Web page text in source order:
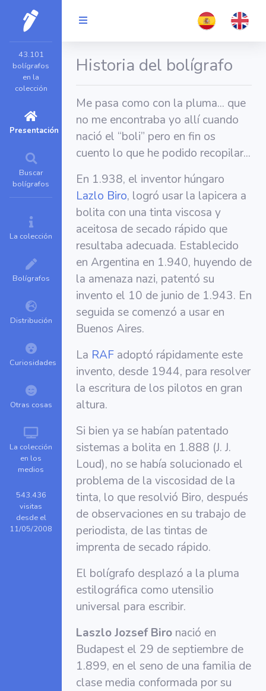
43.101
bolígrafos
en la
colección
Presentación
Buscar
bolígrafos
La colección
Bolígrafos
Distribución
Curiosidades
Otras cosas
La colección
en los
medios
543.436
visitas
desde el
11/05/2008
Historia del bolígrafo
Me pasa como con la pluma... que
no me encontraba yo allí cuando
nació el “boli” pero en fin os
cuento lo que he podido recopilar...
En 1.938, el inventor húngaro
Lazlo Biro, logró usar la lapicera a
bolita con una tinta viscosa y
aceitosa de secado rápido que
resultaba adecuada. Establecido
en Argentina en 1.940, huyendo de
la amenaza nazi, patentó su
invento el 10 de junio de 1.943. En
seguida se comenzó a usar en
Buenos Aires.
La RAF adoptó rápidamente este
invento, desde 1944, para resolver
la escritura de los pilotos en gran
altura.
Si bien ya se habían patentado
sistemas a bolita en 1.888 (J. J.
Loud), no se había solucionado el
problema de la viscosidad de la
tinta, lo que resolvió Biro, después
de observaciones en su trabajo de
periodista, de las tintas de
imprenta de secado rápido.
El bolígrafo desplazó a la pluma
estilográfica como utensilio
universal para escribir.
Laszlo Jozsef Biro nació en
Budapest el 29 de septiembre de
1.899, en el seno de una familia de
clase media conformada por su